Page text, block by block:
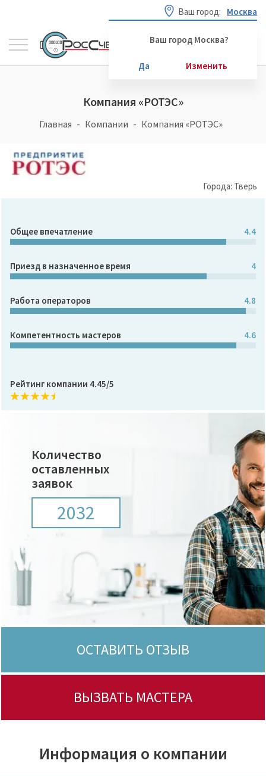
Ваш город: Москва
Ваш город Москва?
Да Изменить
Компания «РОТЭС»
Главная Компании Компания «РОТЭС»
Города: Тверь
Общее впечатление 4.4
Приезд в назначенное время 4
Работа операторов 4.8
Компетентность мастеров 4.6
Рейтинг компании 4.45/5
Количество
оставленных
заявок
2032
ОСТАВИТЬ ОТЗЫВ
ВЫЗВАТЬ МАСТЕРА
Информация о компании